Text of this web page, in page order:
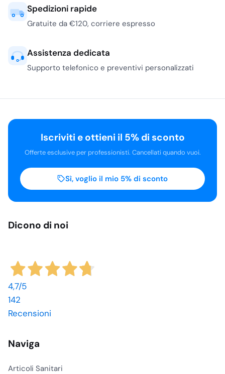
Spedizioni rapide
Gratuite da €120, corriere espresso
Assistenza dedicata
Supporto telefonico e preventivi personalizzati
Dicono di noi
4,7/5
142
Recensioni
Naviga
Articoli Sanitari
Iscriviti e ottieni il 5% di sconto
Offerte esclusive per professionisti. Cancellati quando vuoi.
Sì, voglio il mio 5% di sconto